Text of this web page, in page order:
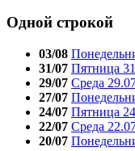
Одной строкой
03/08
31/07 Пятница
29/07 Среда
27/07
24/07 Пятница
22/07 Среда
20/07